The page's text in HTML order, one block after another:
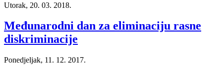
Utorak, 20. 03. 2018.
Međunarodni dan za eliminaciju rasne
diskriminacije
Ponedjeljak, 11. 12. 2017.